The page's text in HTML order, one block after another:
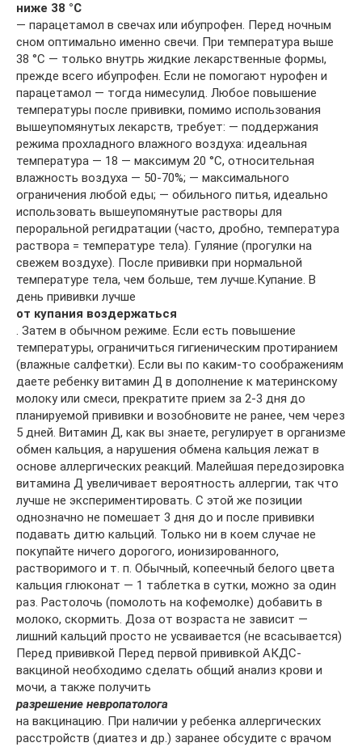
ниже 38 °С
— парацетамол в свечах или ибупрофен. Перед ночным
сном оптимально именно свечи. При температура выше
38 °С — только внутрь жидкие лекарственные формы,
прежде всего ибупрофен. Если не помогают нурофен и
парацетамол — тогда нимесулид. Любое повышение
температуры после прививки, помимо использования
вышеупомянутых лекарств, требует: — поддержания
режима прохладного влажного воздуха: идеальная
температура — 18 — максимум 20 °С, относительная
влажность воздуха — 50-70%; — максимального
ограничения любой еды; — обильного питья, идеально
использовать вышеупомянутые растворы для
пероральной регидратации (часто, дробно, температура
раствора = температуре тела). Гуляние (прогулки на
свежем воздухе). После прививки при нормальной
температуре тела, чем больше, тем лучше.Купание. В
день прививки лучше
от купания воздержаться
. Затем в обычном режиме. Если есть повышение
температуры, ограничиться гигиеническим протиранием
(влажные салфетки). Если вы по каким-то соображениям
даете ребенку витамин Д в дополнение к материнскому
молоку или смеси, прекратите прием за 2-3 дня до
планируемой прививки и возобновите не ранее, чем через
5 дней. Витамин Д, как вы знаете, регулирует в организме
обмен кальция, а нарушения обмена кальция лежат в
основе аллергических реакций. Малейшая передозировка
витамина Д увеличивает вероятность аллергии, так что
лучше не экспериментировать. С этой же позиции
однозначно не помешает 3 дня до и после прививки
подавать дитю кальций. Только ни в коем случае не
покупайте ничего дорогого, ионизированного,
растворимого и т. п. Обычный, копеечный белого цвета
кальция глюконат — 1 таблетка в сутки, можно за один
раз. Растолочь (помолоть на кофемолке) добавить в
молоко, скормить. Доза от возраста не зависит —
лишний кальций просто не усваивается (не всасывается)
Перед прививкой Перед первой прививкой АКДС-
вакциной необходимо сделать общий анализ крови и
мочи, а также получить
разрешение невропатолога
на вакцинацию. При наличии у ребенка аллергических
расстройств (диатез и др.) заранее обсудите с врачом